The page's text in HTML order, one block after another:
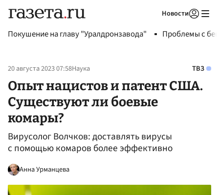
Новости
Покушение на главу "Уралдронзавода" Проблемы с
20 августа 2023 07:58Наука ТВЗ
Опыт нацистов и патент США.
Существуют ли боевые
комары?
Вирусолог Волчков: доставлять вирусы
с помощью комаров более эффективно
Анна Урманцева